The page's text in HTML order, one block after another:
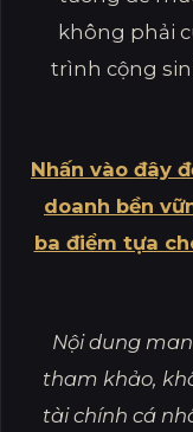
không phải
trình cộng
Nhấn vào đây
doanh bền
ba điểm tựa
Nội dung
tham khảo,
tài chính cá